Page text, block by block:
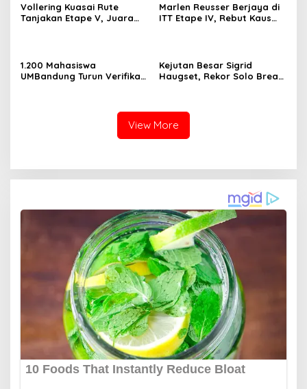
Vollering Kuasai Rute
Tanjakan Etape V, Juara
Marlen Reusser Berjaya di
ITT Etape IV, Rebut Kaus
1.200 Mahasiswa
UMBandung Turun Verifikasi
Menyelamatkan Generasi
Kejutan Besar Sigrid
Haugset, Rekor Solo Break
View More